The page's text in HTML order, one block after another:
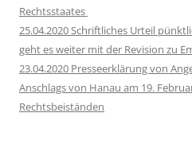
Rechtsstaates
25.04.2020 Schriftliches Urteil
geht es weiter mit der Revision zu
23.04.2020 Presseerklärung von
Anschlags von Hanau am 19.
Rechtsbeiständen